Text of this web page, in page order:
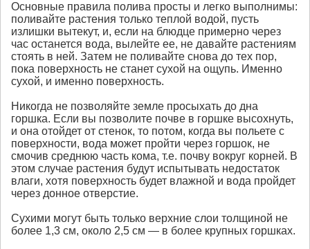
Основные правила полива просты и легко выполнимы:
поливайте растения только теплой водой, пусть
излишки вытекут, и, если на блюдце примерно через
час останется вода, вылейте ее, не давайте растениям
стоять в ней. Затем не поливайте снова до тех пор,
пока поверхность не станет сухой на ощупь. Именно
сухой, и именно поверхность.
Никогда не позволяйте земле просыхать до дна
горшка. Если вы позволите почве в горшке высохнуть,
и она отойдет от стенок, то потом, когда вы польете с
поверхности, вода может пройти через горшок, не
смочив среднюю часть кома, т.е. почву вокруг корней. В
этом случае растения будут испытывать недостаток
влаги, хотя поверхность будет влажной и вода пройдет
через донное отверстие.
Сухими могут быть только верхние слои толщиной не
более 1,3 см, около 2,5 см — в более крупных горшках.